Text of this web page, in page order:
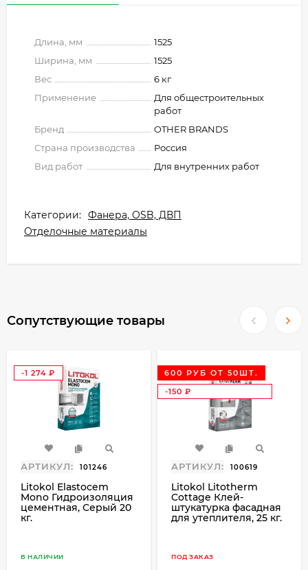
Длина, мм
1525
Ширина, мм
1525
Вес
6 кг
Применение
Для общестроительных
работ
Бренд
OTHER BRANDS
Страна производства
Россия
Вид работ
Для внутренних работ
Категории: Фанера, OSB, ДВП
Отделочные материалы
Сопутствующие товары
-1 274
АРТИКУЛ: 101246
Litokol Elastocem
Mono Гидроизоляция
цементная, Серый 20
кг.
В НАЛИЧИИ
600 РУБ ОТ 50ШТ.
-150
АРТИКУЛ: 100619
Litokol Litotherm
Cottage Клей-
штукатурка фасадная
для утеплителя, 25 кг.
ПОД ЗАКАЗ